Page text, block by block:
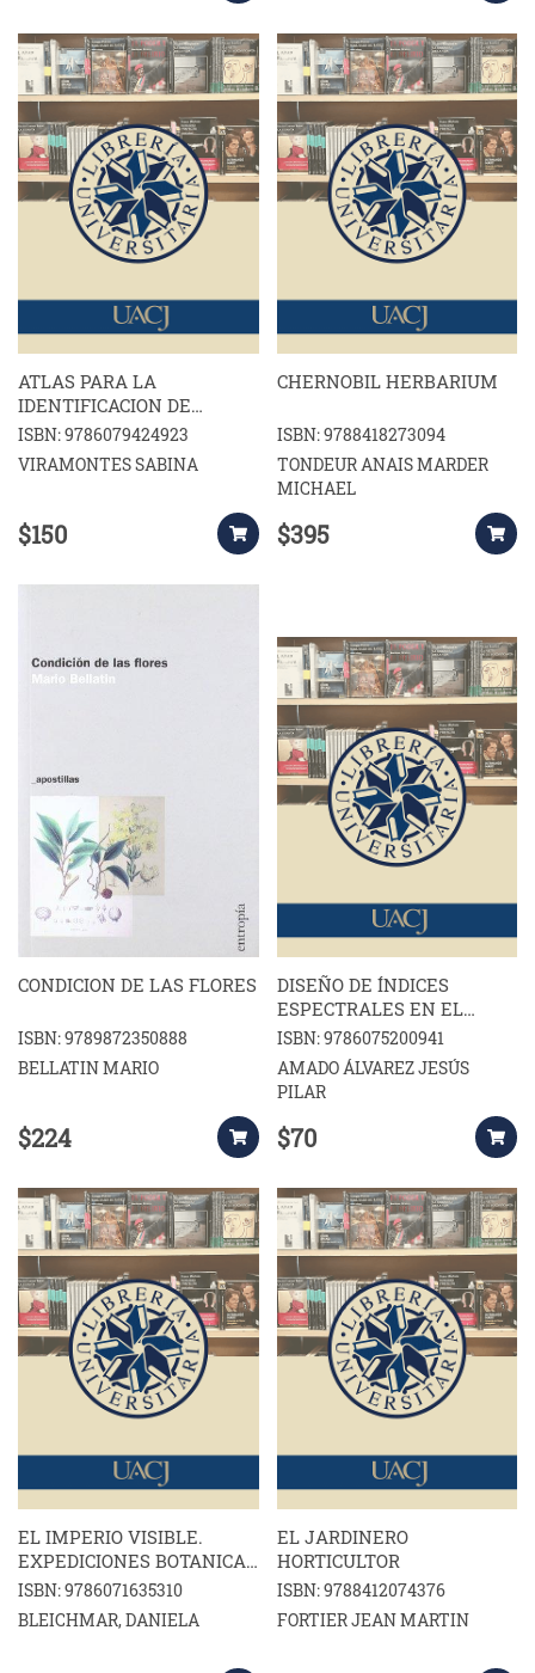
ATLAS PARA LA
IDENTIFICACION DE
HONGOS Y ORGANISMOS
RELACIONADOS
ISBN: 9786079424923
VIRAMONTES SABINA
$150
CHERNOBIL HERBARIUM
ISBN: 9788418273094
TONDEUR ANAIS MARDER
MICHAEL
$395
CONDICION DE LAS FLORES
ISBN: 9789872350888
BELLATIN MARIO
$224
DISEÑO DE ÍNDICES
ESPECTRALES EN EL
DIAGNÓSTICO
NUTRIMENTAL DE
HUERTAS MANZANERAS
ISBN: 9786075200941
AMADO ÁLVAREZ JESÚS
PILAR
$70
EL IMPERIO VISIBLE.
EXPEDICIONES BOTANICAS
Y CULTURA VISUAL EN LA
ILUSTRACIÀN HISPµNICA
ISBN: 9786071635310
BLEICHMAR, DANIELA
EL JARDINERO
HORTICULTOR
ISBN: 9788412074376
FORTIER JEAN MARTIN